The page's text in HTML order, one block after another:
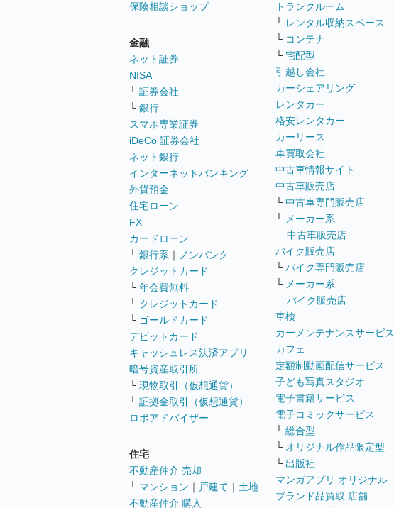
保険相談ショップ
金融
ネット証券
NISA
└ 証券会社
└ 銀行
スマホ専業証券
iDeCo 証券会社
ネット銀行
インターネットバンキング
外貨預金
住宅ローン
FX
カードローン
└ 銀行系 ｜
ノンバンク
クレジットカード
└ 年会費無料
└ クレジットカード
└ ゴールドカード
デビットカード
キャッシュレス決済アプリ
暗号資産取引所
└ 現物取引（仮想通貨）
└ 証拠金取引（仮想通貨）
ロボアドバイザー
住宅
不動産仲介 売却
└ マンション ｜ 戸建て ｜ 土地
不動産仲介 購入
トランクルーム
└ レンタル収納スペース
└ コンテナ
└ 宅配型
引越し会社
カーシェアリング
レンタカー
格安レンタカー
カーリース
車買取会社
中古車情報サイト
中古車販売店
└ 中古車専門販売店
└ メーカー系
中古車販売店
バイク販売店
└ バイク専門販売店
└ メーカー系
バイク販売店
車検
カーメンテナンスサービス
カフェ
定額制動画配信サービス
子ども写真スタジオ
電子書籍サービス
電子コミックサービス
└ 総合型
└ オリジナル作品限定型
└ 出版社
マンガアプリ オリジナル
ブランド品買取 店舗